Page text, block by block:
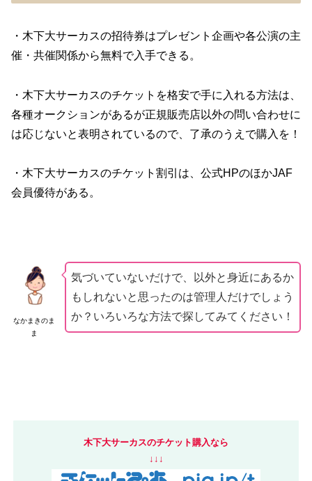
・木下大サーカスの招待券はプレゼント企画や各公演の主
催・共催関係から無料で入手できる。
・木下大サーカスのチケットを格安で手に入れる方法は、
各種オークションがあるが正規販売店以外の問い合わせに
は応じないと表明されているので、了承のうえで購入を！
・木下大サーカスのチケット割引は、公式HPのほかJAF
会員優待がある。
なかまきのま
ま
気づいていないだけで、以外と身近にあるか
もしれないと思ったのは管理人だけでしょう
か？いろいろな方法で探してみてください！
木下大サーカスのチケット購入なら
↓↓↓